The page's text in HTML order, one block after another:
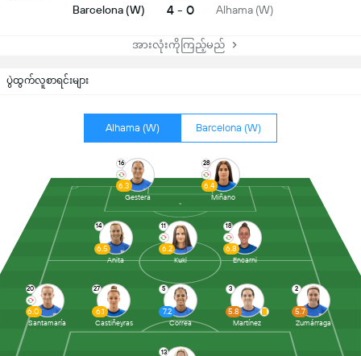
ပွဲထွက်လူစာရင်းများ
Alhama (W) Barcelona (W)
2
5.7
Zumárraga
3
5.8
Martínez
5
7.2
Correa
11
6.2
Kuki
13
14
6.5
Anita
16
6.3
Gestera
18
6.8
Encarni
20
6.0
Santamaría
27
6.1
Castiñeyras
28
6.4
Miñano
Barcelona (W) 4 - 0 Alhama (W)
အားလုံးကိုကြည့်မည်